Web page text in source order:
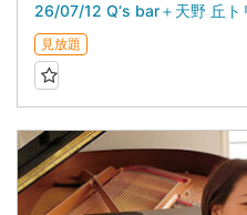
26/07/12 Q‘s bar＋天野 丘ト
見放題